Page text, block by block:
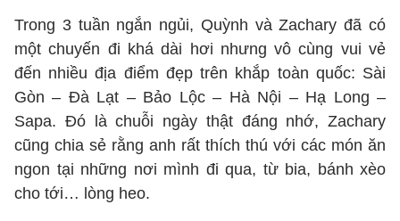
Trong 3 tuần ngắn ngủi, Quỳnh và Zachary đã có
một chuyến đi khá dài hơi nhưng vô cùng vui vẻ
đến nhiều địa điểm đẹp trên khắp toàn quốc: Sài
Gòn – Đà Lạt – Bảo Lộc – Hà Nội – Hạ Long –
Sapa. Đó là chuỗi ngày thật đáng nhớ, Zachary
cũng chia sẻ rằng anh rất thích thú với các món ăn
ngon tại những nơi mình đi qua, từ bia, bánh xèo
cho tới… lòng heo.